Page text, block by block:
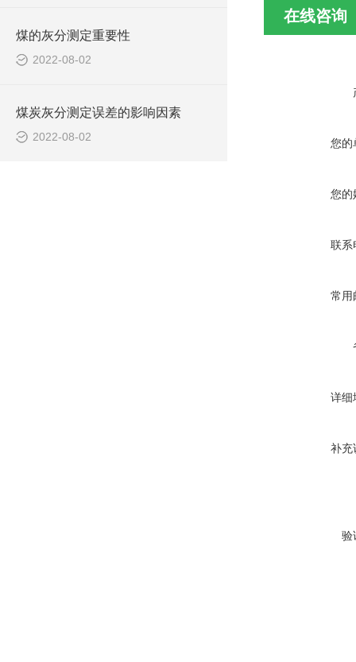
煤的灰分测定重要性
2022-08-02
煤炭灰分测定误差的影响因素
2022-08-02
在线咨询
您的
您的
联系
常用
详细
补充
验